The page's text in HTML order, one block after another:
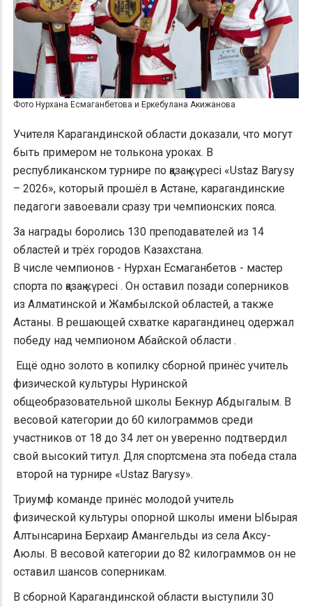
Фото Нурхана Есмаганбетова и Еркебулана Акижанова
Учителя Карагандинской области доказали, что могут
быть примером не толькона уроках. В
республиканском турнире по қазақ күресі «Ustaz Barysy
– 2026», который прошёл в Астане, карагандинские
педагоги завоевали сразу три чемпионских пояса.
За награды боролись 130 преподавателей из 14
областей и трёх городов Казахстана.
В числе чемпионов - Нурхан Есмаганбетов - мастер
спорта по қазақ күресі . Он оставил позади соперников
из Алматинской и Жамбылской областей, а также
Астаны. В решающей схватке карагандинец одержал
победу над чемпионом Абайской области .
Ещё одно золото в копилку сборной принёс учитель
физической культуры Нуринской
общеобразовательной школы Бекнур Абдыгалым. В
весовой категории до 60 килограммов среди
участников от 18 до 34 лет он уверенно подтвердил
свой высокий титул. Для спортсмена эта победа стала
второй на турнире «Ustaz Barysy».
Триумф команде принёс молодой учитель
физической культуры опорной школы имени Ыбырая
Алтынсарина Берхаир Амангельды из села Аксу-
Аюлы. В весовой категории до 82 килограммов он не
оставил шансов соперникам.
В сборной Карагандинской области выступили 30